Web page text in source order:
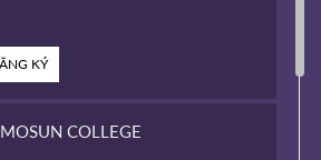
KÝ
COLLEGE